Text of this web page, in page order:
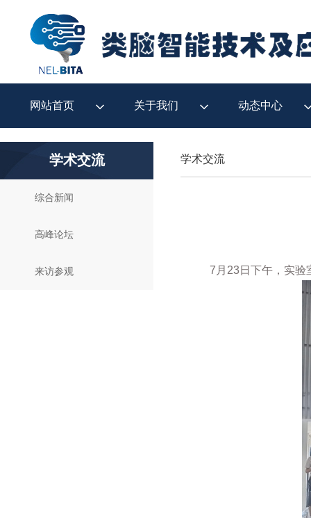
网站首页 关于我们 动态中心
学术交流
综合新闻
高峰论坛
来访参观
学术交流
7 月 23 日下午，实